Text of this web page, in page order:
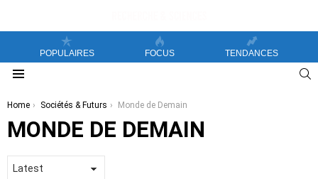
POPULAIRES FOCUS TENDANCES
You are here:
Home Sociétés & Futurs Monde de Demain
MONDE DE DEMAIN